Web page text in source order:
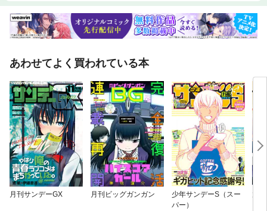
あわせてよく買われている本
月刊サンデーGX 月刊ビッグガンガン
少年サンデーS（スー
パー）
放